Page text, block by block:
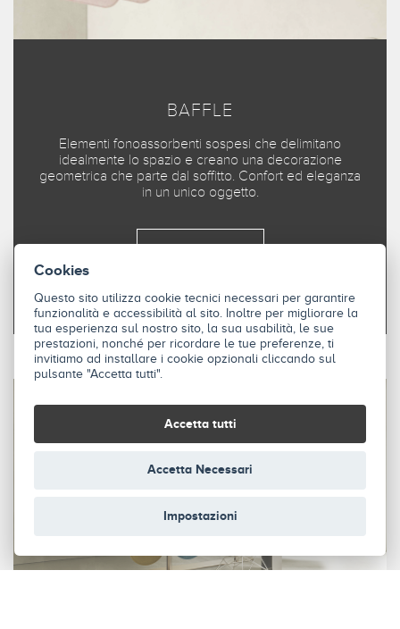
BAFFLE
Elementi fonoassorbenti sospesi che delimitano
idealmente lo spazio e creano una decorazione
geometrica che parte dal soffitto. Confort ed eleganza
in un unico oggetto.
Cookies
Questo sito utilizza cookie tecnici necessari per garantire
funzionalità e accessibilità al sito. Inoltre per migliorare la
tua esperienza sul nostro sito, la sua usabilità, le sue
prestazioni, nonché per ricordare le tue preferenze, ti
invitiamo ad installare i cookie opzionali cliccando sul
pulsante "Accetta tutti".
Accetta tutti
Accetta Necessari
Impostazioni